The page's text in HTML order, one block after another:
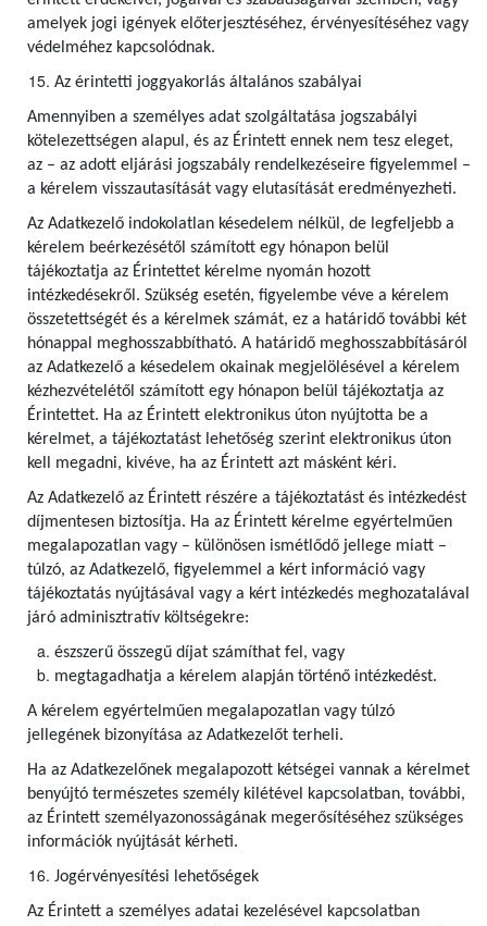
amelyek jogi igények előterjesztéséhez, érvényesítéséhez vagy
védelméhez kapcsolódnak.
Az érintetti joggyakorlás általános szabályai
Amennyiben a személyes adat szolgáltatása jogszabályi
kötelezettségen alapul, és az Érintett ennek nem tesz eleget,
az – az adott eljárási jogszabály rendelkezéseire figyelemmel –
a kérelem visszautasítását vagy elutasítását eredményezheti.
Az Adatkezelő indokolatlan késedelem nélkül, de legfeljebb a
kérelem beérkezésétől számított egy hónapon belül
tájékoztatja az Érintettet kérelme nyomán hozott
intézkedésekről. Szükség esetén, figyelembe véve a kérelem
összetettségét és a kérelmek számát, ez a határidő további két
hónappal meghosszabbítható. A határidő meghosszabbításáról
az Adatkezelő a késedelem okainak megjelölésével a kérelem
kézhezvételétől számított egy hónapon belül tájékoztatja az
Érintettet. Ha az Érintett elektronikus úton nyújtotta be a
kérelmet, a tájékoztatást lehetőség szerint elektronikus úton
kell megadni, kivéve, ha az Érintett azt másként kéri.
Az Adatkezelő az Érintett részére a tájékoztatást és intézkedést
díjmentesen biztosítja. Ha az Érintett kérelme egyértelműen
megalapozatlan vagy – különösen ismétlődő jellege miatt –
túlzó, az Adatkezelő, figyelemmel a kért információ vagy
tájékoztatás nyújtásával vagy a kért intézkedés meghozatalával
járó adminisztratív költségekre:
észszerű összegű díjat számíthat fel, vagy
megtagadhatja a kérelem alapján történő intézkedést.
A kérelem egyértelműen megalapozatlan vagy túlzó
jellegének bizonyítása az Adatkezelőt terheli.
Ha az Adatkezelőnek megalapozott kétségei vannak a kérelmet
benyújtó természetes személy kilétével kapcsolatban, további,
az Érintett személyazonosságának megerősítéséhez szükséges
információk nyújtását kérheti.
Jogérvényesítési lehetőségek
Az Érintett a személyes adatai kezelésével kapcsolatban